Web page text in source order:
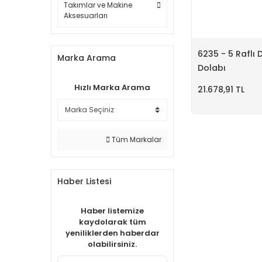
Takımlar ve Makine
Aksesuarları
Marka Arama
Hızlı Marka Arama
Tüm Markalar
Haber Listesi
Haber listemize
kaydolarak tüm
yeniliklerden haberdar
olabilirsiniz.
6235 - 5 Raflı
Dolabı
21.678,91 TL